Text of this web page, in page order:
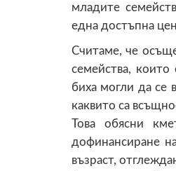
младите
една достъпна
Считаме, че
семейства,
биха могли да се
каквито са
Това обясни
дофинансиране
възраст,